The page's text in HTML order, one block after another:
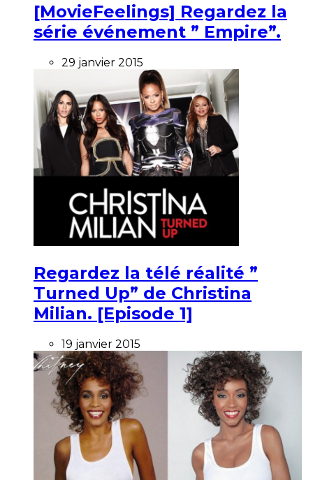
[MovieFeelings] Regardez la
série événement ” Empire”.
29 janvier 2015
Regardez la télé réalité ”
Turned Up” de Christina
Milian. [Episode 1]
19 janvier 2015